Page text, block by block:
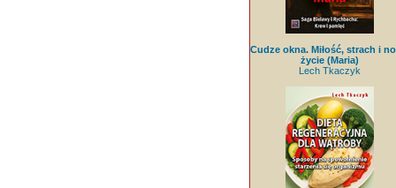
Cudze okna. Miłość, strach i
życie (Maria)
Lech Tkaczyk